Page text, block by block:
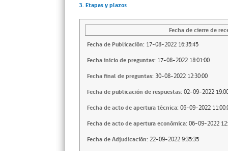
3. Etapas y plazos
Fecha de cierre de
Fecha de Publicación: 17-08-2022 16:35:45
Fecha inicio de preguntas: 17-08-2022 18:01:00
Fecha final de preguntas: 30-08-2022 12:30:00
Fecha de publicación de respuestas: 02-09-2022
Fecha de acto de apertura técnica: 06-09-2022
Fecha de acto de apertura económica: 06-09-2022
Fecha de Adjudicación: 22-09-2022 9:35:35